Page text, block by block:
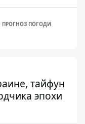
ПРОГНОЗ ПОГОДИ
тайфун
эпохи